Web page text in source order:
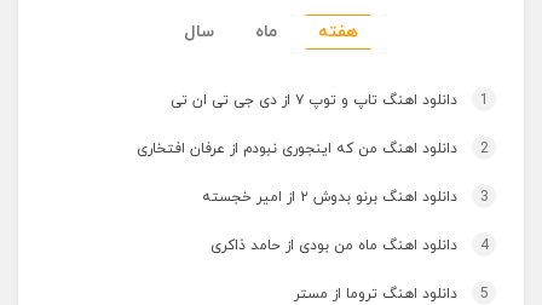
هفته ماه سال
1 دانلود اهنگ تاپ و توپ ۷ از دی جی تی ان تی
2 دانلود اهنگ من که اینجوری نبودم از عرفان افتخاری
3 دانلود اهنگ برنو بدوش ۲ از امیر خجسته
4 دانلود اهنگ ماه من بودی از حامد ذاکری
5 دانلود اهنگ تروما از مستر